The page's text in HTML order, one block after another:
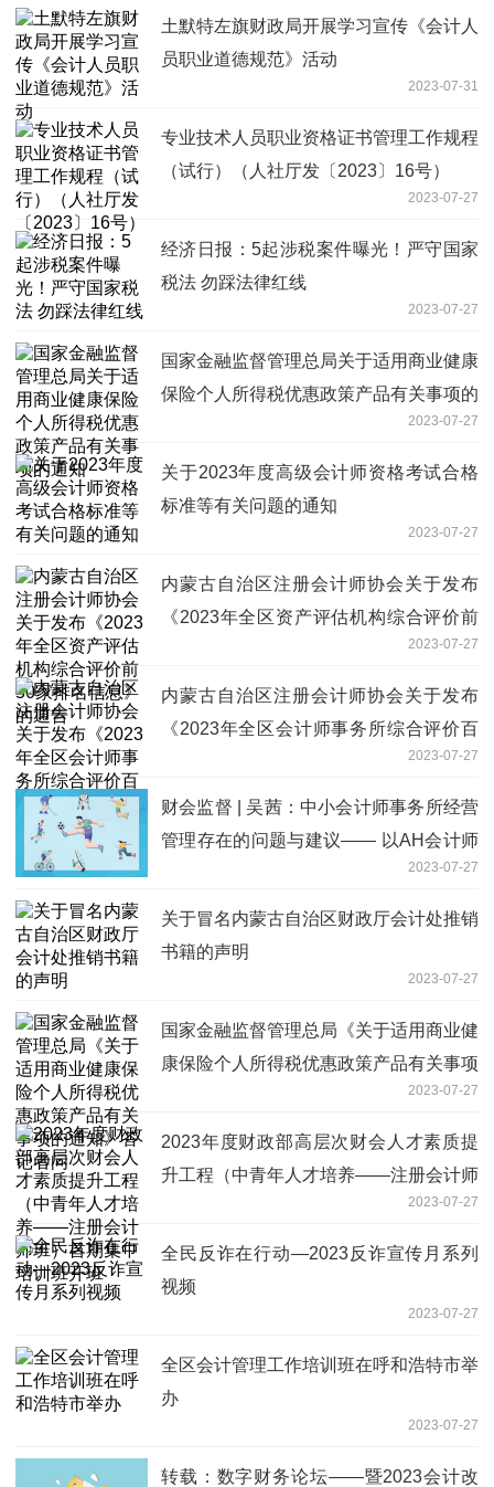
土默特左旗财政局开展学习宣传《会计人
员职业道德规范》活动
2023-07-31
专业技术人员职业资格证书管理工作规程
（试行）（人社厅发〔2023〕16号）
2023-07-27
经济日报：5起涉税案件曝光！严守国家
税法 勿踩法律红线
2023-07-27
国家金融监督管理总局关于适用商业健康
保险个人所得税优惠政策产品有关事项的
2023-07-27
关于2023年度高级会计师资格考试合格
标准等有关问题的通知
2023-07-27
内蒙古自治区注册会计师协会关于发布
《2023年全区资产评估机构综合评价前
2023-07-27
内蒙古自治区注册会计师协会关于发布
《2023年全区会计师事务所综合评价百
2023-07-27
财会监督 | 吴茜：中小会计师事务所经营
管理存在的问题与建议—— 以AH会计师
2023-07-27
关于冒名内蒙古自治区财政厅会计处推销
书籍的声明
2023-07-27
国家金融监督管理总局《关于适用商业健
康保险个人所得税优惠政策产品有关事项
2023-07-27
2023年度财政部高层次财会人才素质提
升工程（中青年人才培养——注册会计师
2023-07-27
全民反诈在行动—2023反诈宣传月系列
视频
2023-07-27
全区会计管理工作培训班在呼和浩特市举
办
2023-07-27
转载：数字财务论坛——暨2023会计改